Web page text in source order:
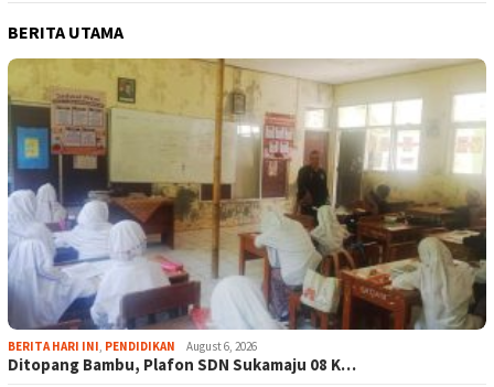
BERITA UTAMA
BERITA HARI INI, PENDIDIKAN August 6, 2026
Ditopang Bambu, Plafon SDN Sukamaju 08 K…